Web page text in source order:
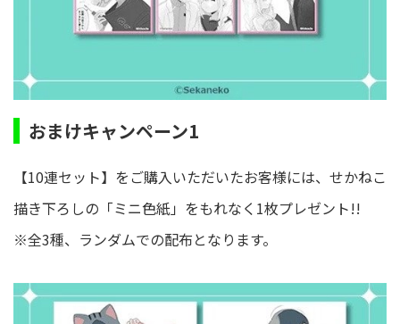
おまけキャンペーン1
【10連セット】をご購入いただいたお客様には、せかねこ
描き下ろしの「ミニ色紙」をもれなく1枚プレゼント!!
※全3種、ランダムでの配布となります。